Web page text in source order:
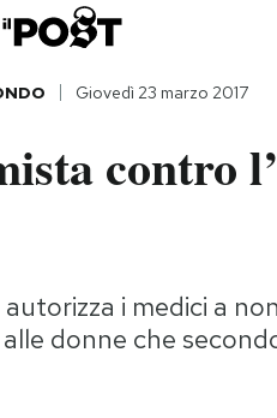
Giovedì 23 marzo 2017
contro
i medici a
donne che